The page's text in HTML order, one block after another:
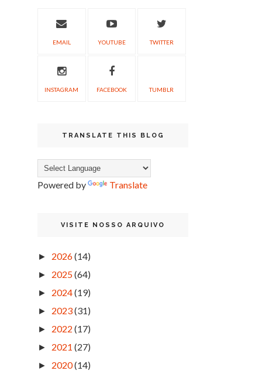
EMAIL YOUTUBE TWITTER
INSTAGRAM FACEBOOK TUMBLR
TRANSLATE THIS BLOG
Powered by Translate
VISITE NOSSO ARQUIVO
► 2026(14)
► 2025(64)
► 2024(19)
► 2023(31)
► 2022 (17)
► 2021 (27)
► 2020(14)